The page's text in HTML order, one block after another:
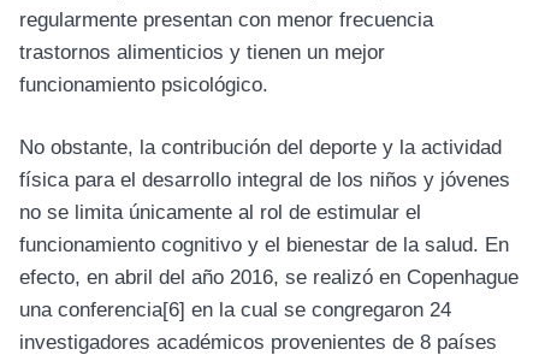
regularmente presentan con menor frecuencia
trastornos alimenticios y tienen un mejor
funcionamiento psicológico.
No obstante, la contribución del deporte y la actividad
física para el desarrollo integral de los niños y jóvenes
no se limita únicamente al rol de estimular el
funcionamiento cognitivo y el bienestar de la salud. En
efecto, en abril del año 2016, se realizó en Copenhague
una conferencia[6] en la cual se congregaron 24
investigadores académicos provenientes de 8 países